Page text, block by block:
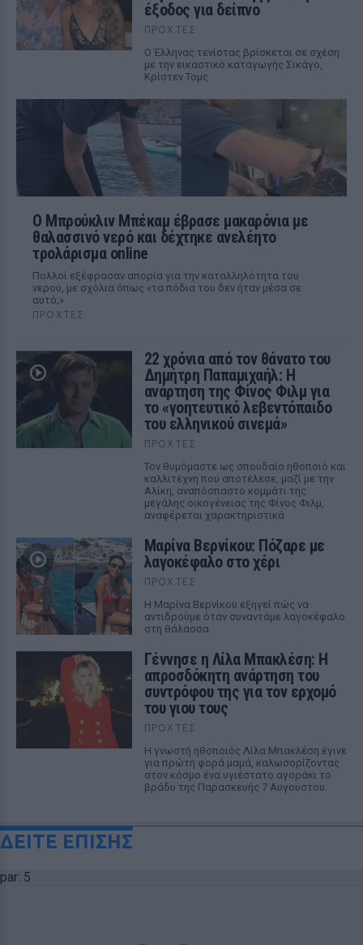
έξοδος για δείπνο
ΠΡΟΧΤΈΣ
Ο Έλληνας τενίστας βρίσκεται σε σχέση
με την εικαστικό καταγωγής Σικάγο,
Κρίστεν Τομς
Ο Μπρούκλιν Μπέκαμ έβρασε μακαρόνια με
θαλασσινό νερό και δέχτηκε ανελέητο
τρολάρισμα online
Πολλοί εξέφρασαν απορία για την καταλληλότητα του
νερού, με σχόλια όπως «τα πόδια του δεν ήταν μέσα σε
αυτό;»
ΠΡΟΧΤΈΣ
22 χρόνια από τον θάνατο του
Δημήτρη Παπαμιχαήλ: Η
ανάρτηση της Φίνος Φιλμ για
το «γοητευτικό λεβεντόπαιδο
του ελληνικού σινεμά»
ΠΡΟΧΤΈΣ
Τον θυμόμαστε ως σπουδαίο ηθοποιό και
καλλιτέχνη που αποτέλεσε, μαζί με την
Αλίκη, αναπόσπαστο κομμάτι της
μεγάλης οικογένειας της Φίνος Φιλμ,
αναφέρεται χαρακτηριστικά
Μαρίνα Βερνίκου: Πόζαρε με
λαγοκέφαλο στο χέρι
ΠΡΟΧΤΈΣ
Η Μαρίνα Βερνίκου εξηγεί πώς να
αντιδρούμε όταν συναντάμε λαγοκέφαλο
στη θάλασσα
Γέννησε η Λίλα Μπακλέση: Η
απροσδόκητη ανάρτηση του
συντρόφου της για τον ερχομό
του γιου τους
ΠΡΟΧΤΈΣ
Η γνωστή ηθοποιός Λίλα Μπακλέση έγινε
για πρώτη φορά μαμά, καλωσορίζοντας
στον κόσμο ένα υγιέστατο αγοράκι το
βράδυ της Παρασκευής 7 Αυγούστου.
ΔΕΙΤΕ ΕΠΙΣΗΣ
par: 5